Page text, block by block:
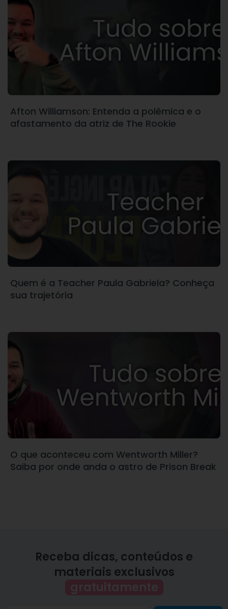
Afton Williamson: Entenda a polêmica e o
afastamento da atriz de The Rookie
Quem é a Teacher Paula Gabriela? Conheça
sua trajetória
O que aconteceu com Wentworth Miller?
Saiba por onde anda o astro de Prison Break
Receba dicas, conteúdos e
materiais exclusivos
gratuitamente